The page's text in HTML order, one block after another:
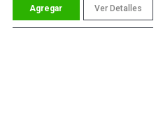
Ver Detalles